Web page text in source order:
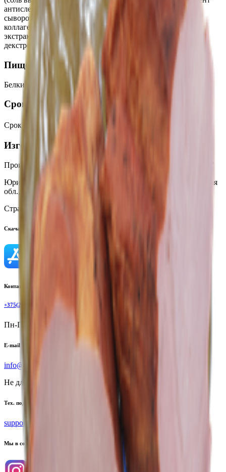
антислеживающий - ферроцианид калия, йодат калия),
сыворотка молочная сухая, эмульгатор Е1414, белок
коллагеновый говяжий, молоко коровье сухое, клетчатка,
экстракты пряностей (имбирь, перец черный, кориандр),
декстроза, соль, усилитель вкуса и аромата Е621.
Пищевая ценность на 100г
Белки Жиры 15 Углеводы
Срок годности
Срок годности : При t +2℃ до +6℃ - 40 суток
Изготовитель
Производитель:
ОАО "Витебская бройлерная птицефабрика"
Юридический адрес:
210014, Республика Беларусь, Витебская
обл., Витебский р-н, Мазоловский с/с, д. Тригубцы, д. 1 А
Страна производства:
Скачать приложение
Контактный телефон
+375(29)6875999
Пн-Пт: 8:00 - 17:00
E-mail
info@yoda.by
Не для электронных обращений
Тех. поддержка
support@yoda.by
Мы в соцсетях